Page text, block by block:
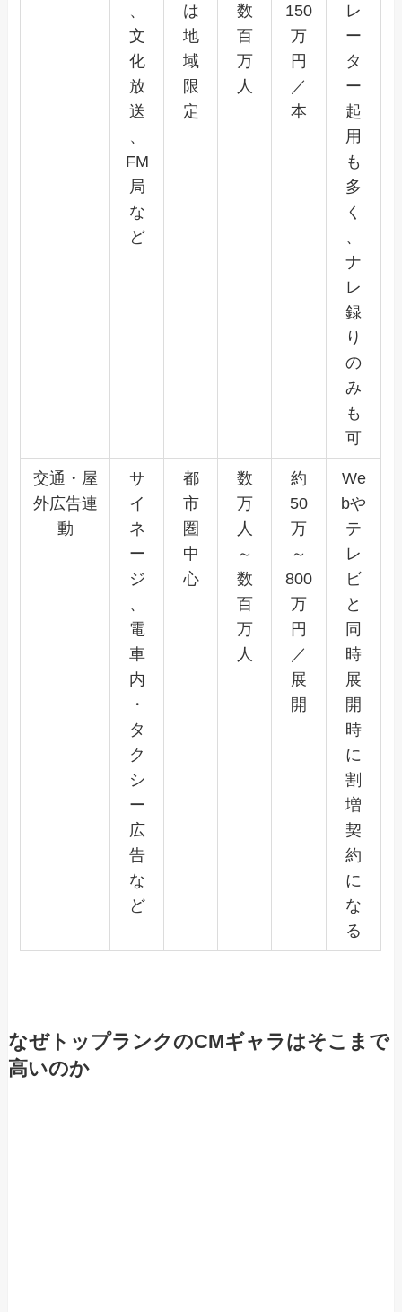
、
文
化
放
送
、
FM
局
な
ど
は
地
域
限
定
数
百
万
人
150
万
円
／
本
レ
ー
タ
ー
起
用
も
多
く
、
ナ
レ
録
り
の
み
も
可
交通・屋
外広告連
動
サ
イ
ネ
ー
ジ
、
電
車
内
・
タ
ク
シ
ー
広
告
な
ど
都
市
圏
中
心
数
万
人
～
数
百
万
人
約
50
万
～
800
万
円
／
展
開
We
bや
テ
レ
ビ
と
同
時
展
開
時
に
割
増
契
約
に
な
る
なぜトップランクのCMギャラはそこまで
高いのか